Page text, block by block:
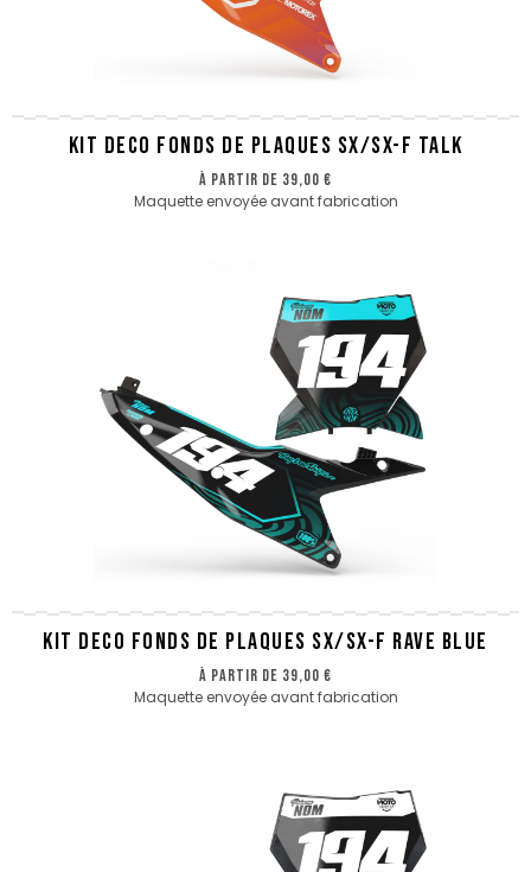
KIT DECO FONDS DE PLAQUES SX/SX-F TALK
à partir de 39,00 €
Maquette envoyée avant fabrication
KIT DECO FONDS DE PLAQUES SX/SX-F RAVE BLUE
à partir de 39,00 €
Maquette envoyée avant fabrication